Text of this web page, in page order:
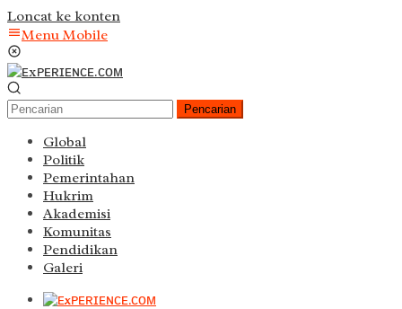
Loncat ke konten
Menu Mobile
Pencarian
Global
Politik
Pemerintahan
Hukrim
Akademisi
Komunitas
Pendidikan
Galeri